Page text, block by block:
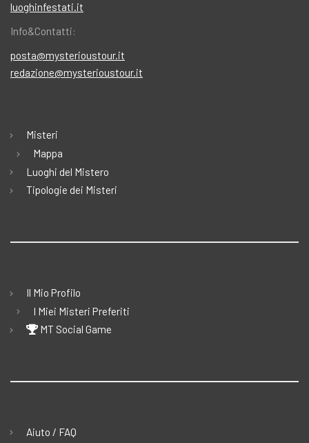
luoghinfestati.it
Info&Contatti:
posta@mysterioustour.it
redazione@mysterioustour.it
Misteri
Mappa
Luoghi del Mistero
Tipologie dei Misteri
Il Mio Profilo
I Miei Misteri Preferiti
MT Social Game
Aiuto / FAQ